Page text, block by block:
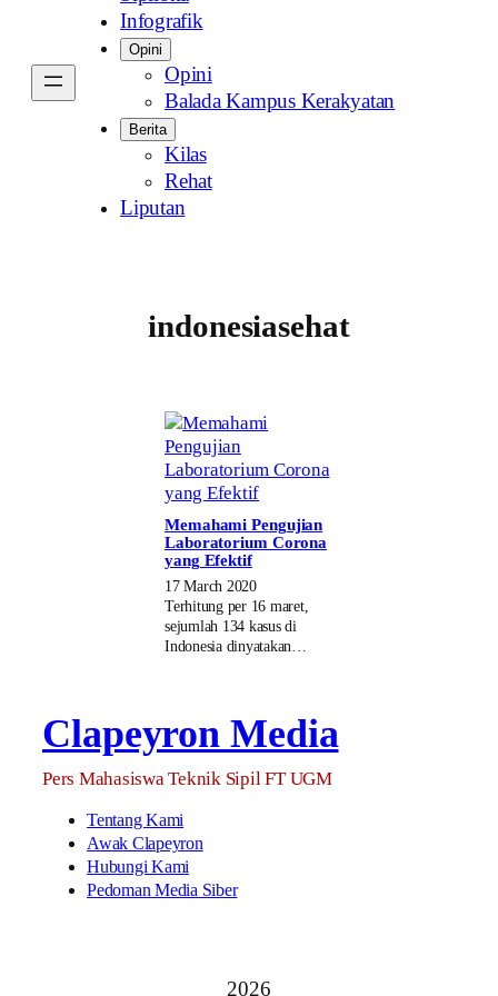
Infografik
Opini
Opini
Balada Kampus Kerakyatan
Berita
Kilas
Rehat
Liputan
indonesiasehat
Memahami Pengujian
Laboratorium Corona
yang Efektif
17 March 2020
Terhitung per 16 maret,
sejumlah 134 kasus di
Indonesia dinyatakan…
Clapeyron Media
Pers Mahasiswa Teknik Sipil FT UGM
Tentang Kami
Awak Clapeyron
Hubungi Kami
Pedoman Media Siber
2026